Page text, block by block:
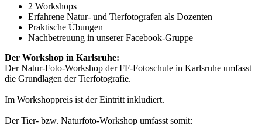
2 Workshops
Erfahrene Natur- und Tierfotografen als Dozenten
Praktische Übungen
Nachbetreuung in unserer Facebook-Gruppe
Der Workshop in Karlsruhe:
Der Natur-Foto-Workshop der FF-Fotoschule in Karlsruhe umfasst
die Grundlagen der Tierfotografie.
Im Workshoppreis ist der Eintritt inkludiert.
Der Tier- bzw. Naturfoto-Workshop umfasst somit: